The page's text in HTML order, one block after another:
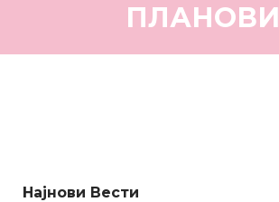
ПЛАНОВИ
Најнови Вести